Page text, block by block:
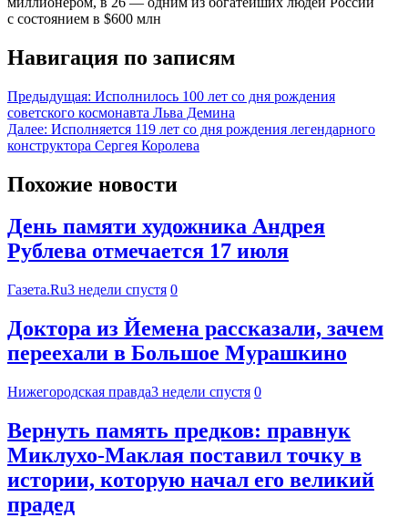
с состоянием в $600 млн
Навигация по записям
Предыдущая: Исполнилось 100 лет со дня рождения
советского космонавта Льва Демина
Далее: Исполняется 119 лет со дня рождения легендарного
конструктора Сергея Королева
Похожие новости
День памяти художника Андрея
Рублева отмечается 17 июля
Газета.Ru3 недели спустя 0
Доктора из Йемена рассказали, зачем
переехали в Большое Мурашкино
Нижегородская правда3 недели спустя 0
Вернуть память предков: правнук
Миклухо-Маклая поставил точку в
истории, которую начал его великий
прадед